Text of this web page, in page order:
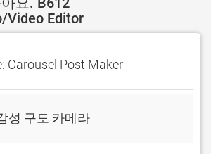
Video Editor
Carousel Post Maker
성 구도 카메라